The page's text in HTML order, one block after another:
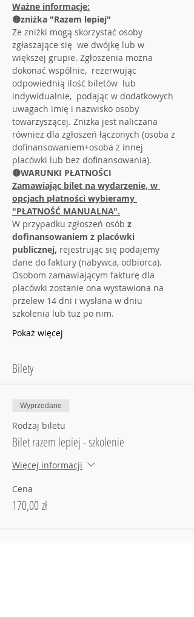
Ważne informacje:
🟡zniżka "Razem lepiej"
Ze zniżki mogą skorzystać osoby
zgłaszające się  we dwójkę lub w
większej grupie. Zgłoszenia można
dokonać wspólnie,  rezerwując
odpowiednią ilość biletów  lub
indywidualnie,  podając w dodatkowych
uwagach imię i nazwisko osoby
towarzyszącej. Zniżka jest naliczana
również dla zgłoszeń łączonych (osoba z
dofinansowaniem+osoba z innej
placówki lub bez dofinansowania).
🟡WARUNKI PŁATNOŚCI
Zamawiając bilet na wydarzenie, w
opcjach płatności wybieramy
"PŁATNOŚĆ MANUALNA".
W przypadku zgłoszeń osób z
dofinansowaniem z placówki
publicznej, rejestrując się podajemy
dane do faktury (nabywca, odbiorca).
Osobom zamawiającym fakturę dla
placówki zostanie ona wystawiona na
przelew 14 dni i wysłana w dniu
szkolenia lub tuż po nim.
Pokaż więcej
Bilety
Wyprzedane
Rodzaj biletu
Bilet razem lepiej - szkolenie
Więcej informacji
Cena
170,00 zł